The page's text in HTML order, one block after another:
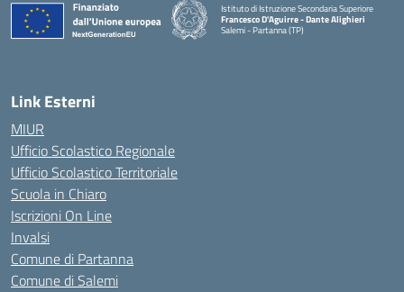
Istituto di Istruzione Secondaria Superiore
Francesco D'Aguirre - Dante Alighieri
Salemi - Partanna (TP)
Link Esterni
MIUR
Ufficio Scolastico Regionale
Ufficio Scolastico Territoriale
Scuola in Chiaro
Iscrizioni On Line
Invalsi
Comune di Partanna
Comune di Salemi